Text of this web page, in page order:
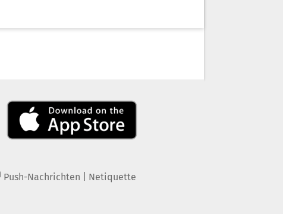
Push-Nachrichten Netiquette